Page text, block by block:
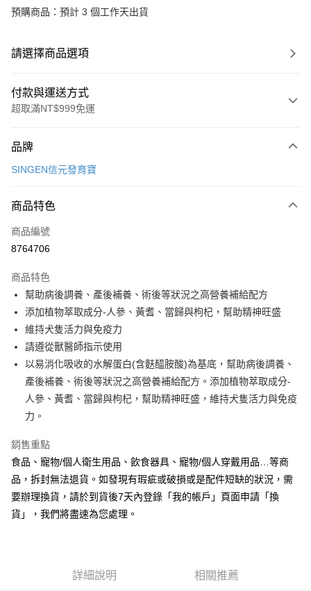
預購商品：預計 3 個工作天出貨
請選擇商品選項
付款與運送方式
超取滿NT$999免運
信用卡一次付款
3 期 0 利率 每期
合作金庫商業銀行
上海商業儲蓄銀行
臺灣中小企業銀行
匯豐（台灣）商業銀行
華泰商業銀行
聯邦商業銀行
遠東國際商業銀行
元大商業銀行
玉山商業銀行
台灣樂天信用卡公司
超商取貨付款
LINE Pay
Apple Pay
悠遊付
Google Pay
全盈+PAY
AFTEE先享後付
相關說明
【關於「AFTEE先享後付」】
便利好安心！
２．便利：只要手機號碼，簡訊認證，即可結帳。
３．安心：先確認商品／服務後，再付款。
【「AFTEE先享後付」結帳流程】
１．於結帳方式選擇「AFTEE先享後付」後，將跳轉至「AFTEE先享後付」
※ 請注意：結帳手續完成當下不需立刻繳費，但若您需要取消訂單，請聯絡
運送方式
全家取貨付款
每筆NT$70，滿NT$999(含以上)免運費
品牌
SINGEN信元發育寶
商品特色
商品編號
8764706
商品特色
幫助病後調養、產後補養、術後等狀況之高營養補給配方
添加植物萃取成分-人參、黃耆、當歸與枸杞，幫助精神旺盛
維持犬隻活力與免疫力
請遵從獸醫師指示使用
以易消化吸收的水解蛋白(含麩醯胺酸)為基底，幫助病後調養、
產後補養、術後等狀況之高營養補給配方。添加植物萃取成分-
人參、黃耆、當歸與枸杞，幫助精神旺盛，維持犬隻活力與免疫
力。
銷售重點
食品、寵物/個人衛生用品、飲食器具、寵物/個人穿戴用品…等商
品，拆封無法退貨。如發現有瑕疵或破損或是配件短缺的狀況，需
要辦理換貨，請於到貨後7天內登錄「我的帳戶」頁面申請「換
貨」，我們將盡速為您處理。
詳細說明 相關推薦